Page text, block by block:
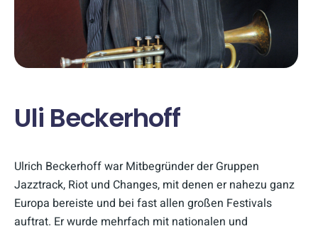
Uli Beckerhoff
Ulrich Beckerhoff war Mitbegründer der Gruppen
Jazztrack, Riot und Changes, mit denen er nahezu ganz
Europa bereiste und bei fast allen großen Festivals
auftrat. Er wurde mehrfach mit nationalen und